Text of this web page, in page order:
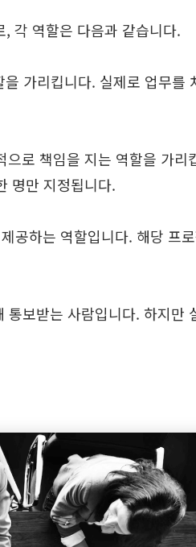
역할은 다음과 같습니다.
가리킵니다. 실제로 업무를
로 책임을 지는 역할을 가리
명만 지정됩니다.
공하는 역할입니다. 해당 프
보받는 사람입니다. 하지만